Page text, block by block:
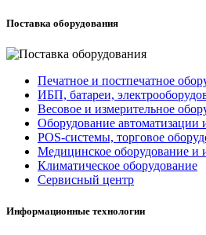
Поставка оборудования
Печатное и постпечатное
ИБП, батареи,
Весовое и измерительное
Оборудование
POS-системы, торговое
Медицинское оборудование и
Климатическое оборудование
Сервисный центр
Информационные технологии